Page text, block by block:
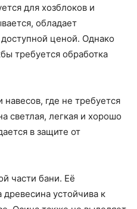
для хозблоков и
обладает
ценой. Однако
требуется обработка
где не требуется
светлая, легкая и хорошо
в защите от
части бани. Её
устойчива к